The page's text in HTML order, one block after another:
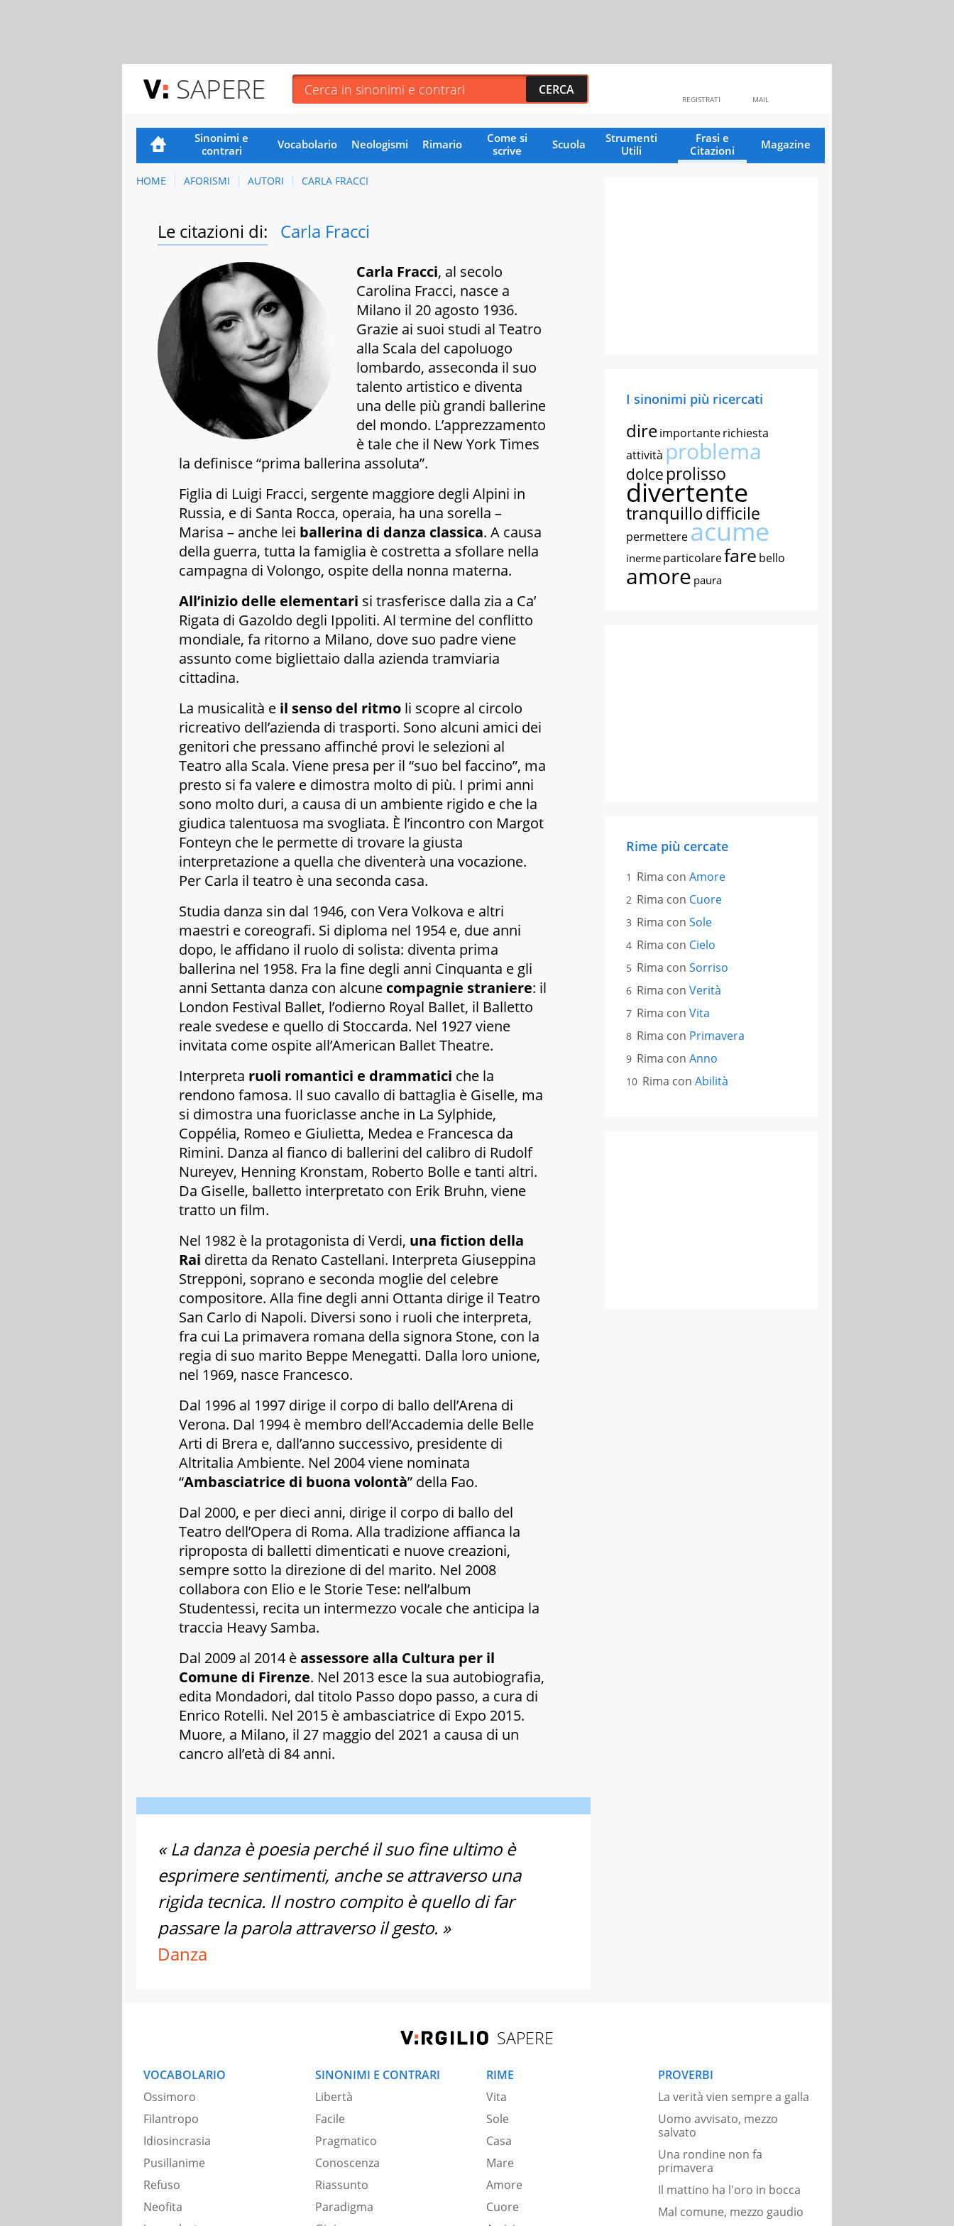
SAPERE MAIL
REGISTRATI
Sinonimi e
contrari
Vocabolario Neologismi Rimario
Come si
scrive
Scuola
Strumenti
Utili
Frasi e
Citazioni
Magazine
HOME AFORISMI AUTORI CARLA FRACCI
Le citazioni di: Carla Fracci
Carla Fracci, al secolo
Carolina Fracci, nasce a
Milano il 20 agosto 1936.
Grazie ai suoi studi al Teatro
alla Scala del capoluogo
lombardo, asseconda il suo
talento artistico e diventa
una delle più grandi ballerine
del mondo. L’apprezzamento
è tale che il New York Times
la definisce “prima ballerina assoluta”.
Figlia di Luigi Fracci, sergente maggiore degli Alpini in
Russia, e di Santa Rocca, operaia, ha una sorella –
Marisa – anche lei ballerina di danza classica. A causa
della guerra, tutta la famiglia è costretta a sfollare nella
campagna di Volongo, ospite della nonna materna.
All’inizio delle elementari si trasferisce dalla zia a Ca’
Rigata di Gazoldo degli Ippoliti. Al termine del conflitto
mondiale, fa ritorno a Milano, dove suo padre viene
assunto come bigliettaio dalla azienda tramviaria
cittadina.
La musicalità e il senso del ritmo li scopre al circolo
ricreativo dell’azienda di trasporti. Sono alcuni amici dei
genitori che pressano affinché provi le selezioni al
Teatro alla Scala. Viene presa per il “suo bel faccino”, ma
presto si fa valere e dimostra molto di più. I primi anni
sono molto duri, a causa di un ambiente rigido e che la
giudica talentuosa ma svogliata. È l’incontro con Margot
Fonteyn che le permette di trovare la giusta
interpretazione a quella che diventerà una vocazione.
Per Carla il teatro è una seconda casa.
Studia danza sin dal 1946, con Vera Volkova e altri
maestri e coreografi. Si diploma nel 1954 e, due anni
dopo, le affidano il ruolo di solista: diventa prima
ballerina nel 1958. Fra la fine degli anni Cinquanta e gli
anni Settanta danza con alcune compagnie straniere: il
London Festival Ballet, l’odierno Royal Ballet, il Balletto
reale svedese e quello di Stoccarda. Nel 1927 viene
invitata come ospite all’American Ballet Theatre.
Interpreta ruoli romantici e drammatici che la
rendono famosa. Il suo cavallo di battaglia è Giselle, ma
si dimostra una fuoriclasse anche in La Sylphide,
Coppélia, Romeo e Giulietta, Medea e Francesca da
Rimini. Danza al fianco di ballerini del calibro di Rudolf
Nureyev, Henning Kronstam, Roberto Bolle e tanti altri.
Da Giselle, balletto interpretato con Erik Bruhn, viene
tratto un film.
Nel 1982 è la protagonista di Verdi, una fiction della
Rai diretta da Renato Castellani. Interpreta Giuseppina
Strepponi, soprano e seconda moglie del celebre
compositore. Alla fine degli anni Ottanta dirige il Teatro
San Carlo di Napoli. Diversi sono i ruoli che interpreta,
fra cui La primavera romana della signora Stone, con la
regia di suo marito Beppe Menegatti. Dalla loro unione,
nel 1969, nasce Francesco.
Dal 1996 al 1997 dirige il corpo di ballo dell’Arena di
Verona. Dal 1994 è membro dell’Accademia delle Belle
Arti di Brera e, dall’anno successivo, presidente di
Altritalia Ambiente. Nel 2004 viene nominata
“Ambasciatrice di buona volontà” della Fao.
Dal 2000, e per dieci anni, dirige il corpo di ballo del
Teatro dell’Opera di Roma. Alla tradizione affianca la
riproposta di balletti dimenticati e nuove creazioni,
sempre sotto la direzione di del marito. Nel 2008
collabora con Elio e le Storie Tese: nell’album
Studentessi, recita un intermezzo vocale che anticipa la
traccia Heavy Samba.
Dal 2009 al 2014 èassessore alla Cultura per il
Comune di Firenze. Nel 2013 esce la sua autobiografia,
edita Mondadori, dal titolo Passo dopo passo, a cura di
Enrico Rotelli. Nel 2015 è ambasciatrice di Expo 2015.
Muore, a Milano, il 27 maggio del 2021 a causa di un
cancro all’età di 84 anni.
« La danza è poesia perché il suo fine ultimo è
esprimere sentimenti, anche se attraverso una
rigida tecnica. Il nostro compito è quello di far
passare la parola attraverso il gesto. »
Danza
I sinonimi più ricercati
direimportanterichiesta
attività problema
dolce prolisso
divertente
tranquillodifficile
permettereacume
inerme particolarefare bello
amore paura
Rime più cercate
Rima con Amore
Rima con Cuore
Rima con Sole
Rima con Cielo
Rima con Sorriso
Rima con Verità
Rima con Vita
Rima con Primavera
Rima con Anno
Rima con Abilità
SAPERE
VOCABOLARIO
Ossimoro
Filantropo
Idiosincrasia
Pusillanime
Refuso
Neofita
SINONIMI E CONTRARI
Libertà
Facile
Pragmatico
Conoscenza
Riassunto
Paradigma
RIME
Vita
Sole
Casa
Mare
Amore
Cuore
PROVERBI
La verità vien sempre a galla
Uomo avvisato, mezzo
salvato
Una rondine non fa
primavera
Il mattino ha l'oro in bocca
Mal comune, mezzo gaudio